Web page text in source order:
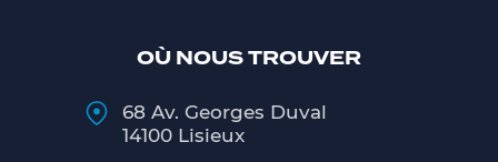
OÙ NOUS TROUVER
68 Av. Georges Duval
14100 Lisieux